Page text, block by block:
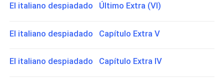
El italiano despiadado Último Extra (VI)
El italiano despiadado Capítulo Extra V
El italiano despiadado Capítulo Extra IV